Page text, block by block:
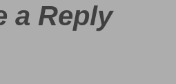
a Reply